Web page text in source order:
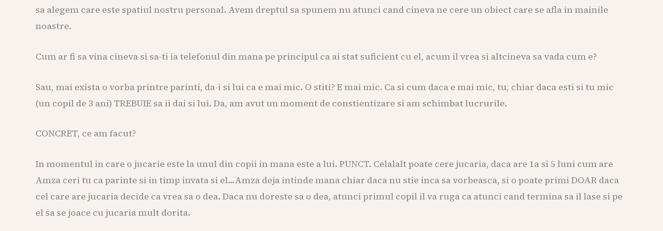
sa alegem care este spatiul nostru personal. Avem dreptul sa spunem nu atunci cand cineva ne cere un obiect care se afla in mainile
noastre.
Cum ar fi sa vina cineva si sa-ti ia telefonul din mana pe principul ca ai stat suficient cu el, acum il vrea si altcineva sa vada cum e?
Sau, mai exista o vorba printre parinti, da-i si lui ca e mai mic. O stiti? E mai mic. Ca si cum daca e mai mic, tu, chiar daca esti si tu mic
(un copil de 3 ani) TREBUIE sa ii dai si lui. Da, am avut un moment de constientizare si am schimbat lucrurile.
CONCRET, ce am facut?
In momentul in care o jucarie este la unul din copii in mana este a lui. PUNCT. Celalalt poate cere jucaria, daca are 1a si 5 luni cum are
Amza ceri tu ca parinte si in timp invata si el…Amza deja intinde mana chiar daca nu stie inca sa vorbeasca, si o poate primi DOAR daca
cel care are jucaria decide ca vrea sa o dea. Daca nu doreste sa o dea, atunci primul copil il va ruga ca atunci cand termina sa il lase si pe
el sa se joace cu jucaria mult dorita.